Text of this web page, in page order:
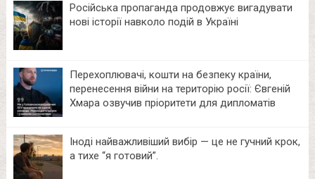
Російська пропаганда продовжує вигадувати
нові історії навколо подій в Україні
Перехоплювачі, кошти на безпеку країни,
перенесення війни на територію росії: Євгеній
Хмара озвучив пріоритети для дипломатів
Іноді найважливіший вибір — це не гучний крок,
а тихе “я готовий”.